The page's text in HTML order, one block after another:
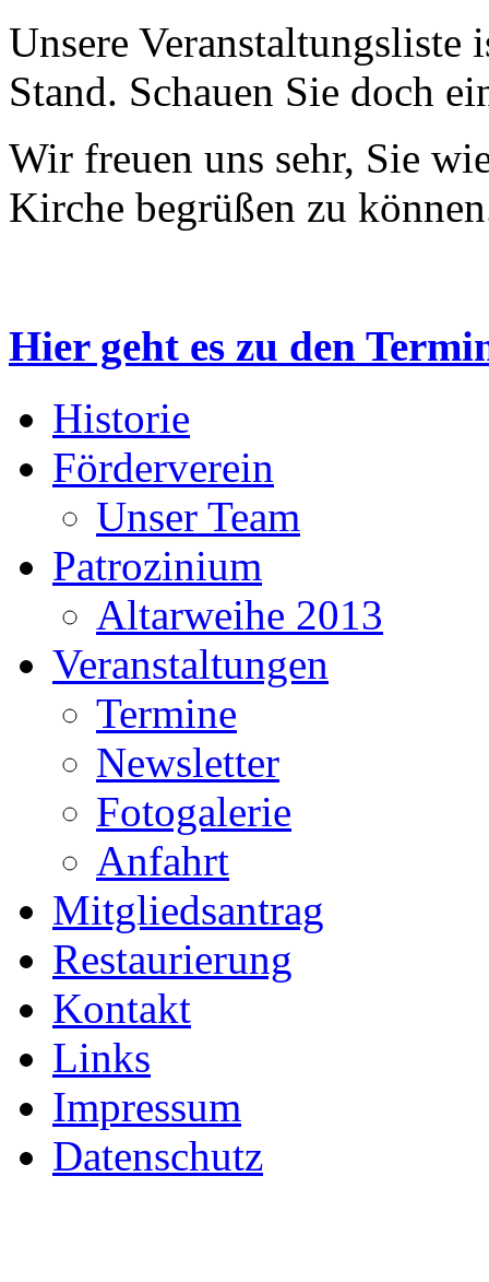
Unsere Veranstaltungsliste
Stand. Schauen Sie doch
Wir freuen uns sehr, Sie
Kirche begrüßen zu
Hier geht es zu den
Historie
Förderverein
Unser Team
Patrozinium
Altarweihe 2013
Veranstaltungen
Termine
Newsletter
Fotogalerie
Anfahrt
Mitgliedsantrag
Restaurierung
Kontakt
Links
Impressum
Datenschutz